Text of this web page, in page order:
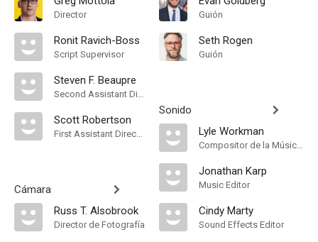
Director
Ronit Ravich-Boss
Script Supervisor
Steven F. Beaupre
Second Assistant Director
Scott Robertson
First Assistant Director
Cámara
Russ T. Alsobrook
Director de Fotografía
Guión
Seth Rogen
Guión
Sonido
Lyle Workman
Compositor de la Música Original
Jonathan Karp
Music Editor
Cindy Marty
Sound Effects Editor